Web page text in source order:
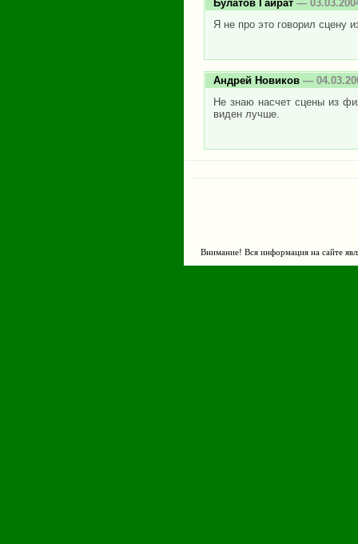
Булатов Гайрат —
Я не про это говорил сцену
Андрей Новиков —
Не знаю насчет сцены из
виден лучше.
Внимание! Вся информация на сайте